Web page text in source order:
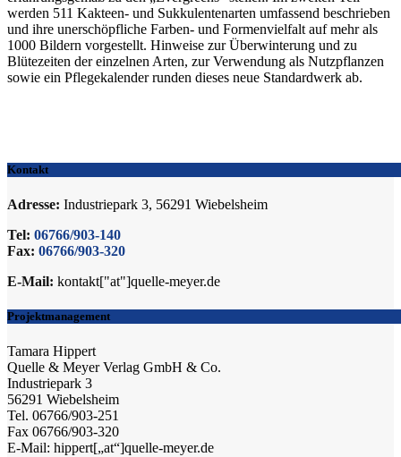
werden 511 Kakteen- und Sukkulentenarten umfassend beschrieben
und ihre unerschöpfliche Farben- und Formenvielfalt auf mehr als
1000 Bildern vorgestellt. Hinweise zur Überwinterung und zu
Blütezeiten der einzelnen Arten, zur Verwendung als Nutzpflanzen
sowie ein Pflegekalender runden dieses neue Standardwerk ab.
Kontakt
Adresse: Industriepark 3, 56291 Wiebelsheim
Tel: 06766/903-140
Fax: 06766/903-320
E-Mail: kontakt["at"]quelle-meyer.de
Projektmanagement
Tamara Hippert
Quelle & Meyer Verlag GmbH & Co.
Industriepark 3
56291 Wiebelsheim
Tel. 06766/903-251
Fax 06766/903-320
E-Mail: hippert[„at“]quelle-meyer.de